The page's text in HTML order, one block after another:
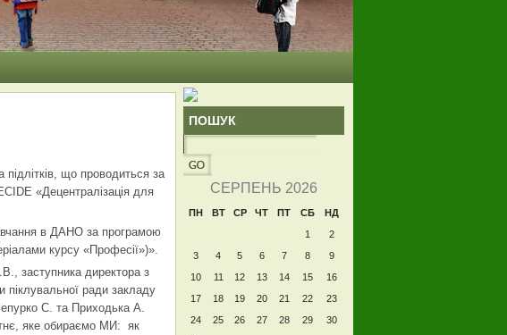
ПОШУК
СЕРПЕНЬ 2026
ПН ВТ СР ЧТ ПТ СБ
НД
1
2
3
4 5 6 7 8
9
10
11 12 13 14 15
16
17
18 19 20 21 22
23
24
25 26 27 28 29
30
підлітків, що проводиться за
«Децентралізація для
в ДАНО за програмою
курсу «Професії»)».
заступника директора з
ради закладу
С. та Приходька А.
яке обираємо МИ: як